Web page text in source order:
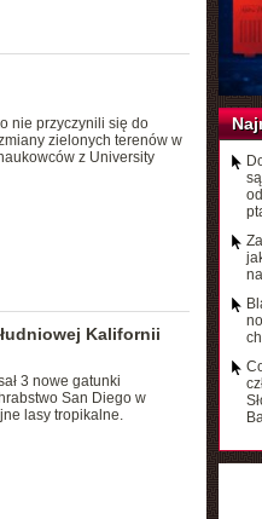
nie przyczynili się do
zielonych terenów w
z University
Kalifornii
3 nowe gatunki
San Diego w
lasy tropikalne.